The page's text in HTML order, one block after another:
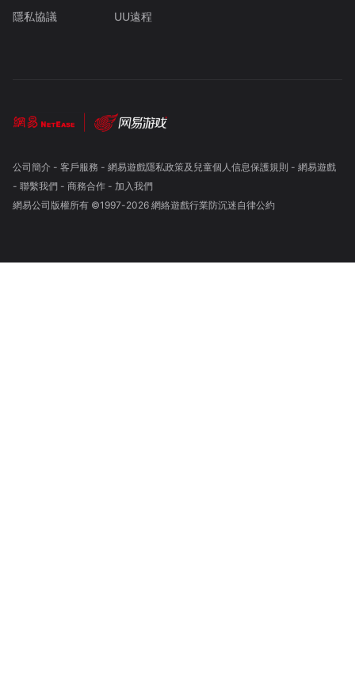
隱私協議 UU遠程
公司簡介- 客戶服務 - 網易遊戲隱私政策及兒童個人信息保護規則 - 網易遊戲
- 聯繫我們- 商務合作- 加入我們
網易公司版權所有 ©1997-2026 網絡遊戲行業防沉迷自律公約